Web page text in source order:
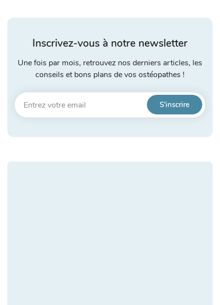
Inscrivez-vous à notre newsletter
Une fois par mois, retrouvez nos derniers articles, les
conseils et bons plans de vos ostéopathes !